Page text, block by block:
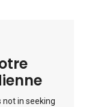
in seeking